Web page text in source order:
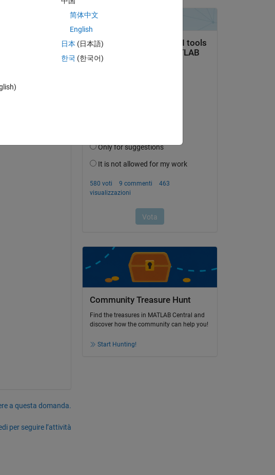
true localization
a questa domanda.
per seguire l’attività
Community Treasure Hunt
Find the treasures in MATLAB Central and
discover how the community can help you!
Start Hunting!
简体中文
English
日本 (日本語)
한국 (한국어)